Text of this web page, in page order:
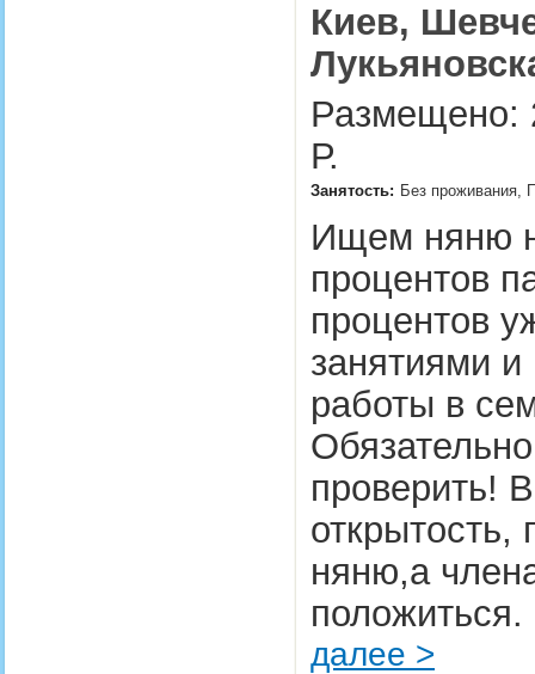
Киев,
Размещено:
Р.
Занятость: Без проживания,
Ищем няню
процентов
процентов
занятиями
работы в
проверить!
няню,а
далее >